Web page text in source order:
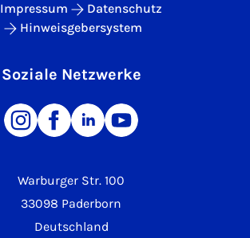
Warburger Str. 100
33098 Paderborn
Deutschland
Impressum
Datenschutz
Hinweisgebersystem
Soziale Netzwerke